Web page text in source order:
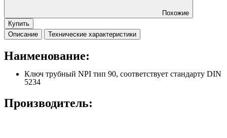
Похожие
Купить
Описание
Технические характеристики
Наименование:
Ключ трубный NPI тип 90, соответствует стандарту DIN
5234
Производитель: